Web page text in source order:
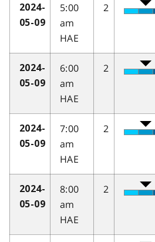
2024-
05-09
5:00
am
HAE
2
2024-
05-09
6:00
am
HAE
2
2024-
05-09
7:00
am
HAE
2
2024-
05-09
8:00
am
HAE
2